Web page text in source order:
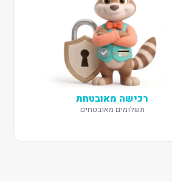
רכישה מאובטחת
תשלומים מאובטחים